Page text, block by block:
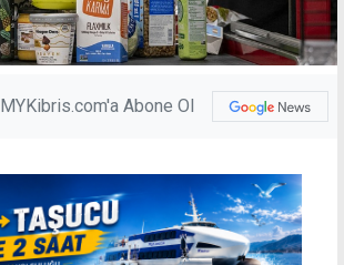
MYKibris.com'a Abone Ol